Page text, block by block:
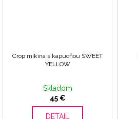
Crop mikina s kapucňou SWEET
YELLOW
Skladom
45 €
DETAIL